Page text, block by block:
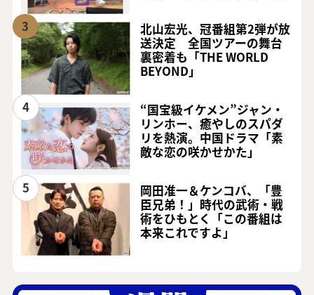
3
北山宏光、冠番組第2弾が放
送決定 全国ツアーの舞台
裏密着も「THE WORLD
BEYOND」
4
“国宝級イケメン”ジャン・
リンホー、癒やしのスパダ
リを熱演。中国ドラマ「素
敵な恋の咲かせかた」
5
岡田准一＆ケンコバ、「豊
臣兄弟！」時代の武術・戦
術をひもとく「この番組は
本来これですよ」